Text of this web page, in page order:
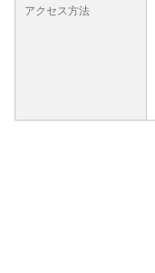
アクセス方法